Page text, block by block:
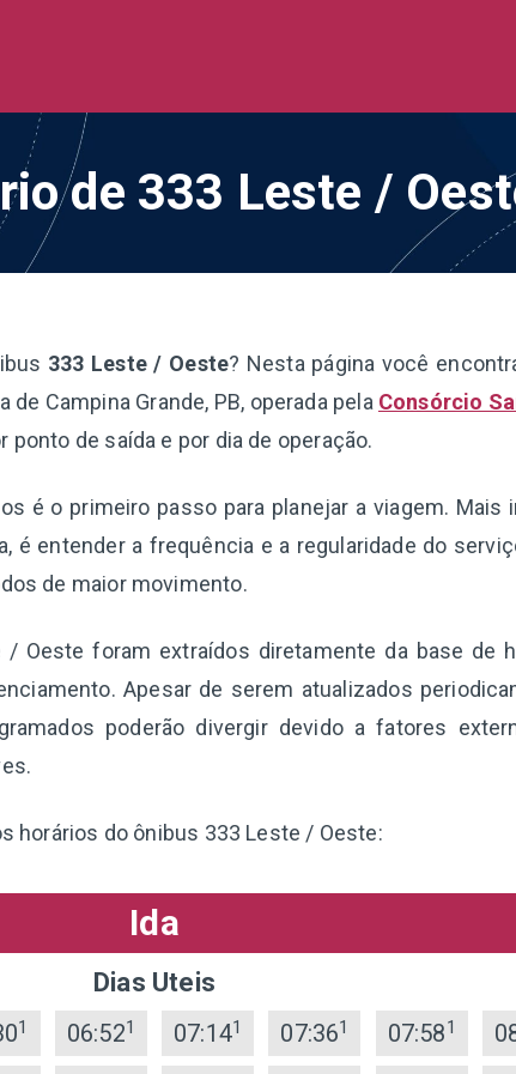
de 333 Leste /
333 Leste / Oeste? Nesta página você
Campina Grande, PB, operada pela Consórcio
de saída e por dia de operação.
é o primeiro passo para planejar a viagem. Mais
é entender a frequência e a regularidade do
de maior movimento.
Oeste foram extraídos diretamente da base de
Apesar de serem atualizados
poderão divergir devido a fatores
horários do ônibus 333 Leste / Oeste:
Ida
Dias Uteis
1 06:521 07:141 07:361 07:581